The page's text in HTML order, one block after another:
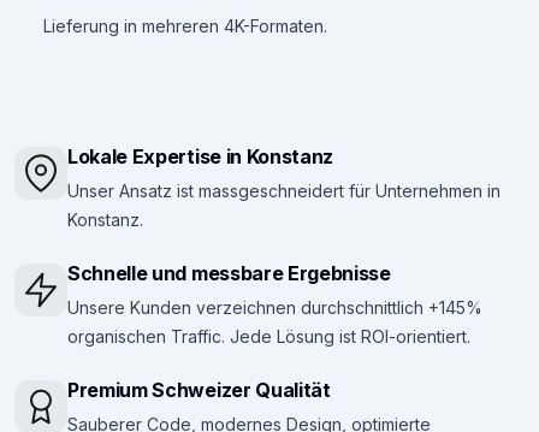
Lieferung in mehreren 4K-Formaten.
Lokale Expertise in Konstanz
Unser Ansatz ist massgeschneidert für Unternehmen in
Konstanz.
Schnelle und messbare Ergebnisse
Unsere Kunden verzeichnen durchschnittlich +145%
organischen Traffic. Jede Lösung ist ROI-orientiert.
Premium Schweizer Qualität
Sauberer Code, modernes Design, optimierte